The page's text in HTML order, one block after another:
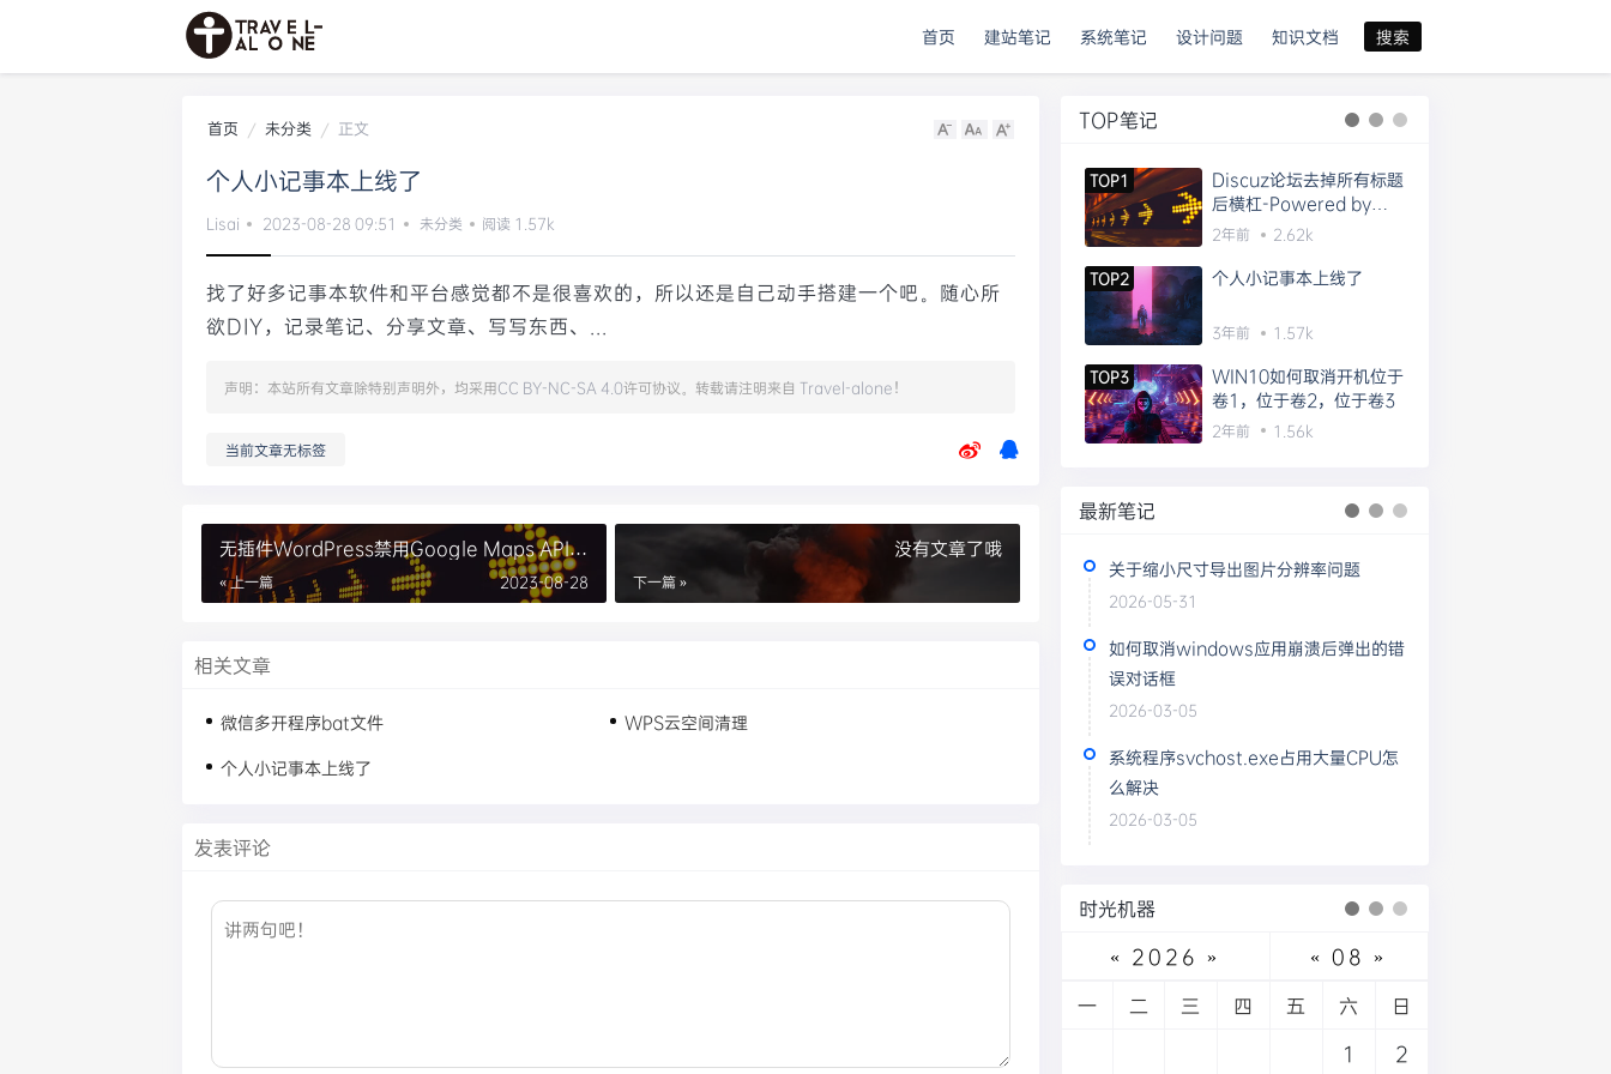
搜索
首页 建站笔记 系统笔记 设计问题 知识文档
首页 未分类 正文
个人小记事本上线了
Lisai 2023-08-28 09:51 未分类 阅读 1.57k
找了好多记事本软件和平台感觉都不是很喜欢的，所以还是自己动手搭建一个吧。随心所
欲DIY，记录笔记、分享文章、写写东西、...
声明：本站所有文章除特别声明外，均采用CC BY-NC-SA 4.0许可协议。转载请注明来自 Travel-alone！
当前文章无标签
无插件WordPress禁用Google Maps API功
能谷歌字体
« 上一篇 2023-08-28
没有文章了哦
下一篇 »
相关文章
微信多开程序bat文件
WPS云空间清理
个人小记事本上线了
发表评论
TOP笔记
TOP1
Discuz论坛去掉所有标题
后横杠-Powered by
Discuz!的方法
2年前 2.62k
TOP2 个人小记事本上线了
3年前 1.57k
TOP3
WIN10如何取消开机位于
卷1，位于卷2，位于卷3
2年前 1.56k
最新笔记
关于缩小尺寸导出图片分辨率问题
2026-05-31
如何取消windows应用崩溃后弹出的错
误对话框
2026-03-05
系统程序svchost.exe占用大量CPU怎
么解决
2026-03-05
时光机器
« 2026 » «08 »
一
二 三 四 五 六
日
1
2